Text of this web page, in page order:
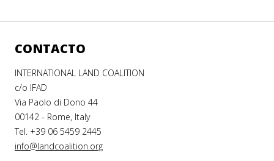
CONTACTO
INTERNATIONAL LAND COALITION
c/o IFAD
Via Paolo di Dono 44
00142 - Rome, Italy
Tel. +39 06 5459 2445
info@landcoalition.org